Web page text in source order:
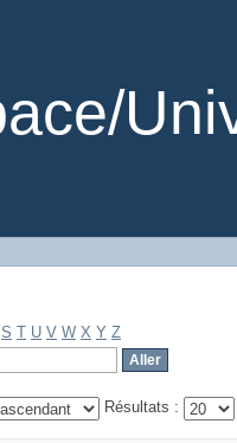
S T U V W X Y Z
Résultats :